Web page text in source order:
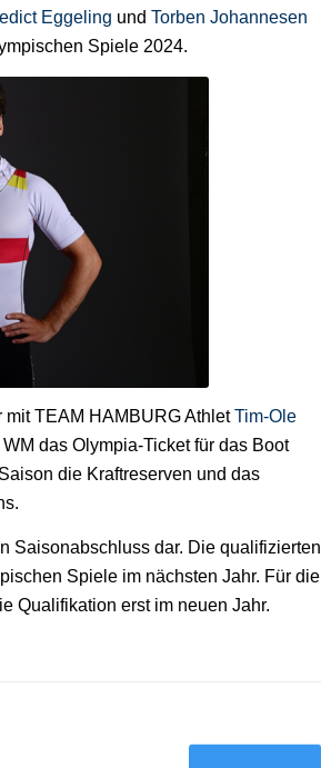
Eggeling und Torben Johannesen
Spiele 2024.
mit TEAM HAMBURG AthletTim-Ole
das Olympia-Ticket für das Boot
die Kraftreserven und das
Saisonabschluss dar. Die qualifizierten
Spiele im nächsten Jahr. Für die
Qualifikation erst im neuen Jahr.